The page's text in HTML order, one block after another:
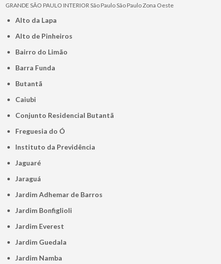
GRANDE SÃO PAULO INTERIORSão PauloSão PauloZona Oeste
Alto da Lapa
Alto de Pinheiros
Bairro do Limão
Barra Funda
Butantã
Caiubi
Conjunto Residencial Butantã
Freguesia do Ó
Instituto da Previdência
Jaguaré
Jaraguá
Jardim Adhemar de Barros
Jardim Bonfiglioli
Jardim Everest
Jardim Guedala
Jardim Namba